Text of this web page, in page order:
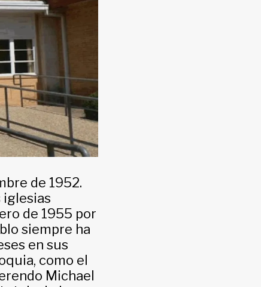
de 1952.
iglesias
de 1955 por
siempre ha
en sus
como el
Michael